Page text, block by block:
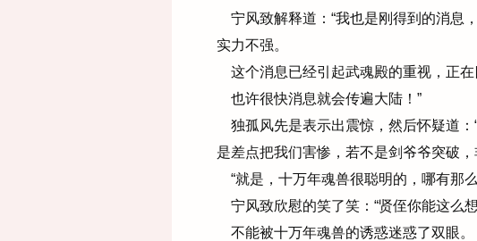
宁风致解释道：“我也是刚得到的消息
实力不强。
这个消息已经引起武魂殿的重视，正在
也许很快消息就会传遍大陆！”
独孤风先是表示出震惊，然后怀疑道：
是差点把我们害惨，若不是剑爷爷突破
“就是，十万年魂兽很聪明的，哪有那么
宁风致欣慰的笑了笑：“贤侄你能这么
不能被十万年魂兽的诱惑迷惑了双眼。